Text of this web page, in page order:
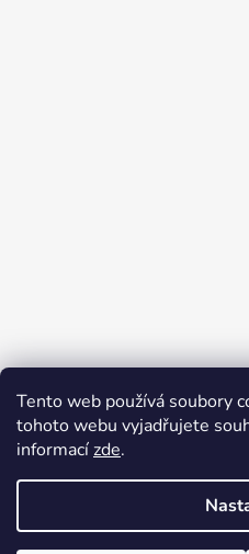
Tento web používá soubory
tohoto webu vyjadřujete
informacízde.
Přijímáme online